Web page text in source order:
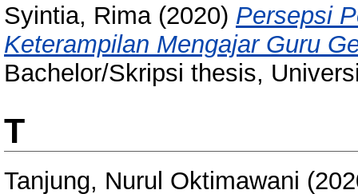
Syintia, Rima(2020) Persepsi
Keterampilan Mengajar Guru
Bachelor/Skripsi thesis,
T
Tanjung, Nurul Oktimawani